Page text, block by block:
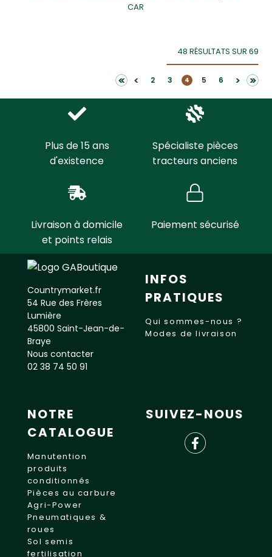
CAR
48 RÉSULTATS SUR 69
<< < 2 3 4 5 6 > >>
Plus de 15 ans
d'existence
Spécialiste pièces
tracteurs anciens
Livraison à domicile
et points relais
Paiement sécurisé
Countrymarket.fr
54 Rue des Frères
Lumière
45800 Saint-Jean-de-
Braye
Nous contacter
02 38 74 50 91
INFOS
PRATIQUES
Qui sommes-nous ?
Modes de livraison
NOTRE
CATALOGUE
Manutention
produits
conditionnés
Pièces au carbure
Agri-Power
Pneumatiques &
roues
Sol semis
fertilisation
SUIVEZ-NOUS